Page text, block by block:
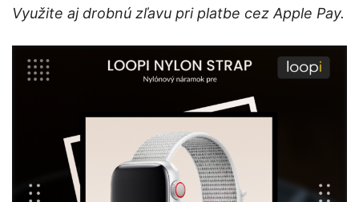
Využite aj drobnú zľavu pri platbe cez Apple Pay.